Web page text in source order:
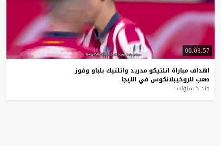
00:03:57
اهداف مباراة اتلتيكو مدريد واتلتيك بلباو وفوز
صعب للروخيبلانكوس في الليجا
منذ 5 سنوات